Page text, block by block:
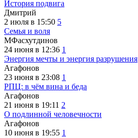
История подвига
Дмитрий
2 июля в 15:50 5
Семья и воля
МФасхутдинов
24 июня в 12:36 1
Энергия мечты и энергия разрушения
Агафонов
23 июня в 23:08 1
РПЦ: в чём вина и беда
Агафонов
21 июня в 19:11 2
О подлинной человечности
Агафонов
10 июня в 19:55 1